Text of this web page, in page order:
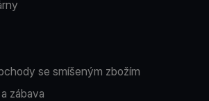
se smíšeným zbožím
zábava